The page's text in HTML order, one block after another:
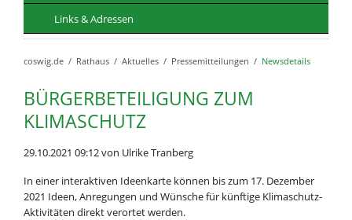
Links & Adressen
coswig.de Rathaus Aktuelles Pressemitteilungen Newsdetails
BÜRGERBETEILIGUNG ZUM
KLIMASCHUTZ
29.10.2021 09:12von Ulrike Tranberg
In einer interaktiven Ideenkarte können bis zum 17. Dezember
2021 Ideen, Anregungen und Wünsche für künftige Klimaschutz-
Aktivitäten direkt verortet werden.